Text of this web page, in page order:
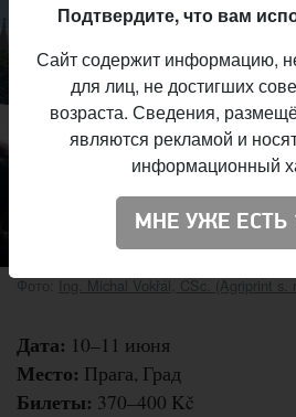
Фото:Ing. Michal Vokřál, CSc. (Agriprint s.
Дата: 10–11 июня
Место: Прага, Град
Билеты: 370–400 Kč
Подтвердите, что вам
Сайт содержит информацию,
для лиц, не достигших
возраста. Сведения,
являются рекламой и
информационный
МНЕ УЖЕ ЕСТЬ